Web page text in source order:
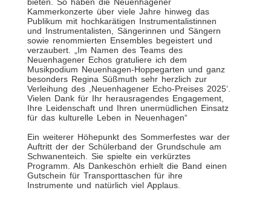
Kammerkonzerte über viele Jahre hinweg das
Publikum mit hochkarätigen Instrumentalistinnen
und Instrumentalisten, Sängerinnen und Sängern
sowie renommierten Ensembles begeistert und
verzaubert. „Im Namen des Teams des
Neuenhagener Echos gratuliere ich dem
Musikpodium Neuenhagen-Hoppegarten und ganz
besonders Regina Süßmuth sehr herzlich zur
Verleihung des ,Neuenhagener Echo-Preises 2025‘.
Vielen Dank für Ihr herausragendes Engagement,
Ihre Leidenschaft und Ihren unermüdlichen Einsatz
für das kulturelle Leben in Neuenhagen“
Ein weiterer Höhepunkt des Sommerfestes war der
Auftritt der der Schülerband der Grundschule am
Schwanenteich. Sie spielte ein verkürztes
Programm. Als Dankeschön erhielt die Band einen
Gutschein für Transporttaschen für ihre
Instrumente und natürlich viel Applaus.